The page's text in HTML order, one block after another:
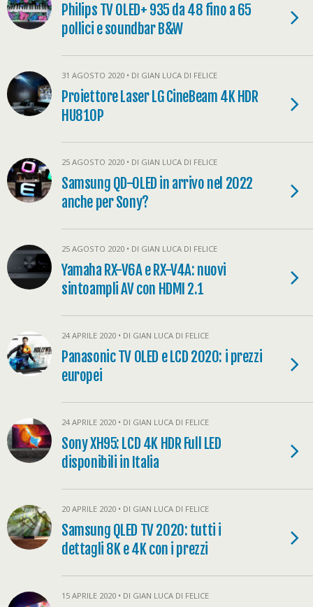
Philips TV OLED+ 935 da 48 fino a 65
pollici e soundbar B&W
31 AGOSTO 2020 • DI GIAN LUCA DI FELICE
Proiettore Laser LG CineBeam 4K HDR
HU810P
25 AGOSTO 2020 • DI GIAN LUCA DI FELICE
Samsung QD-OLED in arrivo nel 2022
anche per Sony?
25 AGOSTO 2020 • DI GIAN LUCA DI FELICE
Yamaha RX-V6A e RX-V4A: nuovi
sintoampli AV con HDMI 2.1
24 APRILE 2020 • DI GIAN LUCA DI FELICE
Panasonic TV OLED e LCD 2020: i prezzi
europei
24 APRILE 2020 • DI GIAN LUCA DI FELICE
Sony XH95: LCD 4K HDR Full LED
disponibili in Italia
20 APRILE 2020 • DI GIAN LUCA DI FELICE
Samsung QLED TV 2020: tutti i
dettagli 8K e 4K con i prezzi
15 APRILE 2020 • DI GIAN LUCA DI FELICE